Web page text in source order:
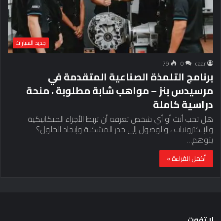
جديد السيارات
caar
0
79
برنامج التلمذة الصناعية المتقدمة في
مرسيدس بنز – مواهب شابة مطلوبة ، منحة
دراسية كاملة
هل تحب أنت أو أي شخص تعرفه أن تربط الأجزاء الميكانيكية
والإلكترونيات ، والوصول إلى جذر المشكلة وإيجاد الحلول؟
يتوهم…
أكمل القراءة »